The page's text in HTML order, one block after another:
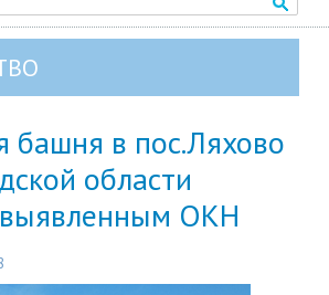
башня в пос.Ляхово
области
ОКН